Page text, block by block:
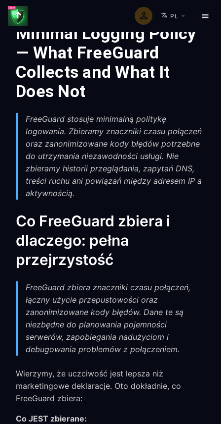
PL
Minimal Logging Policy
— What FreeGuard
Collects and What It
Does Not
FreeGuard stosuje minimalną politykę
logowania. Zbieramy znaczniki czasu połączeń
oraz zanonimizowane kody błędów potrzebne
do utrzymania niezawodności usługi. Nie
zbieramy historii przeglądania, zapytań DNS,
treści ruchu ani powiązań między adresem IP a
aktywnością.
Co FreeGuard zbiera i
dlaczego: pełna
przejrzystość
FreeGuard zbiera znaczniki czasu połączeń,
łączny użycie przepustowości oraz
zanonimizowane kody błędów. Dane te są
niezbędne do planowania pojemności
serwerów, zapobiegania nadużyciom i
debugowania problemów z połączeniem.
Wierzymy, że uczciwość jest lepsza niż
marketingowe deklaracje. Oto dokładnie, co
FreeGuard zbiera:
Co JEST zbierane: